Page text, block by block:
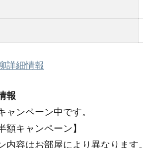
詳細情報
報
ャンペーン中です。
額キャンペーン】
容はお部屋により異なります。